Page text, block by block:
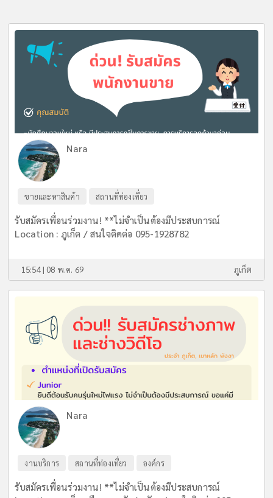
Nara
ขายและหาสินค้า สถานที่ท่องเที่ยว
รับสมัครเพื่อนร่วมงาน! **ไม่จำเป็นต้องมีประสบการณ์
Location : ภูเก็ต / สนใจติดต่อ 095-1928782
15:54 | 08 พ.ค. 69 ภูเก็ต
Nara
งานบริการ สถานที่ท่องเที่ยว องค์กร
รับสมัครเพื่อนร่วมงาน! **ไม่จำเป็นต้องมีประสบการณ์